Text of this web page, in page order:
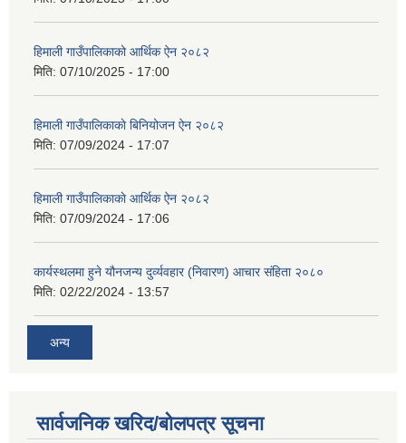
हिमाली गाउँपालिकाको आर्थिक ऐन २०८२
मिति: 07/10/2025 - 17:00
हिमाली गाउँपालिकाकाे बिनियोजन ऐन २०८२
मिति: 07/09/2024 - 17:07
हिमाली गाउँपालिकाकाे आर्थिक ऐन २०८२
मिति: 07/09/2024 - 17:06
कार्यस्थलमा हुने यौनजन्य दुर्व्यवहार (निवारण) आचार संहिता २०८०
मिति: 02/22/2024 - 13:57
अन्य
सार्वजनिक खरिद/बोलपत्र सूचना